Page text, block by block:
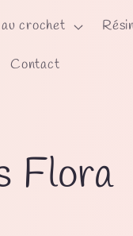
crochet
Contact
n
Flora